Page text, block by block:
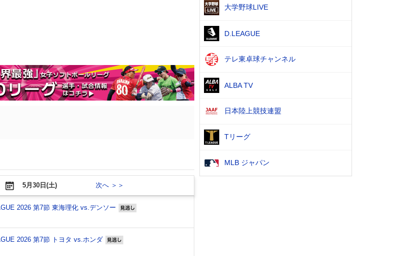
5月30日(土) 次へ ＞＞
2026 第7節 東海理化 vs.デンソー
2026 第7節 トヨタ vs.ホンダ
大学野球LIVE
D.LEAGUE
テレ東卓球チャンネル
ALBA TV
日本陸上競技連盟
Tリーグ
MLB ジャパン